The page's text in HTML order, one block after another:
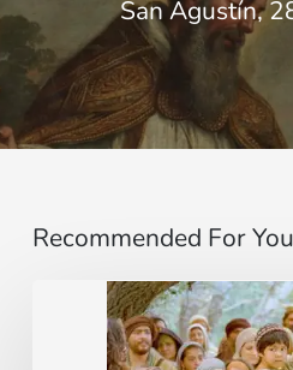
San Agustín,
Recommended For You